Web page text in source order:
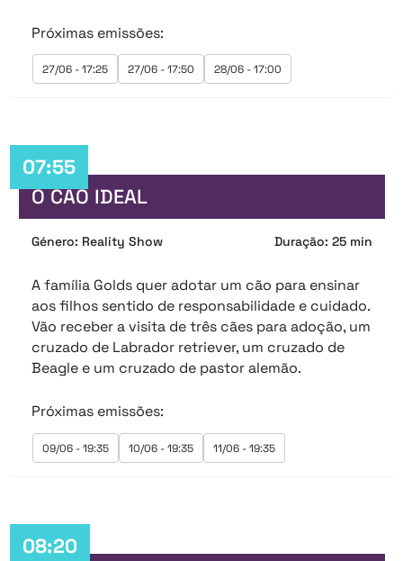
Próximas emissões:
27/06 - 17:25 27/06 - 17:50 28/06 - 17:00
07:55
O CÃO IDEAL
Género: Reality Show Duração: 25 min
A família Golds quer adotar um cão para ensinar
aos filhos sentido de responsabilidade e cuidado.
Vão receber a visita de três cães para adoção, um
cruzado de Labrador retriever, um cruzado de
Beagle e um cruzado de pastor alemão.
Próximas emissões:
09/06 - 19:35 10/06 - 19:35 11/06 - 19:35
08:20